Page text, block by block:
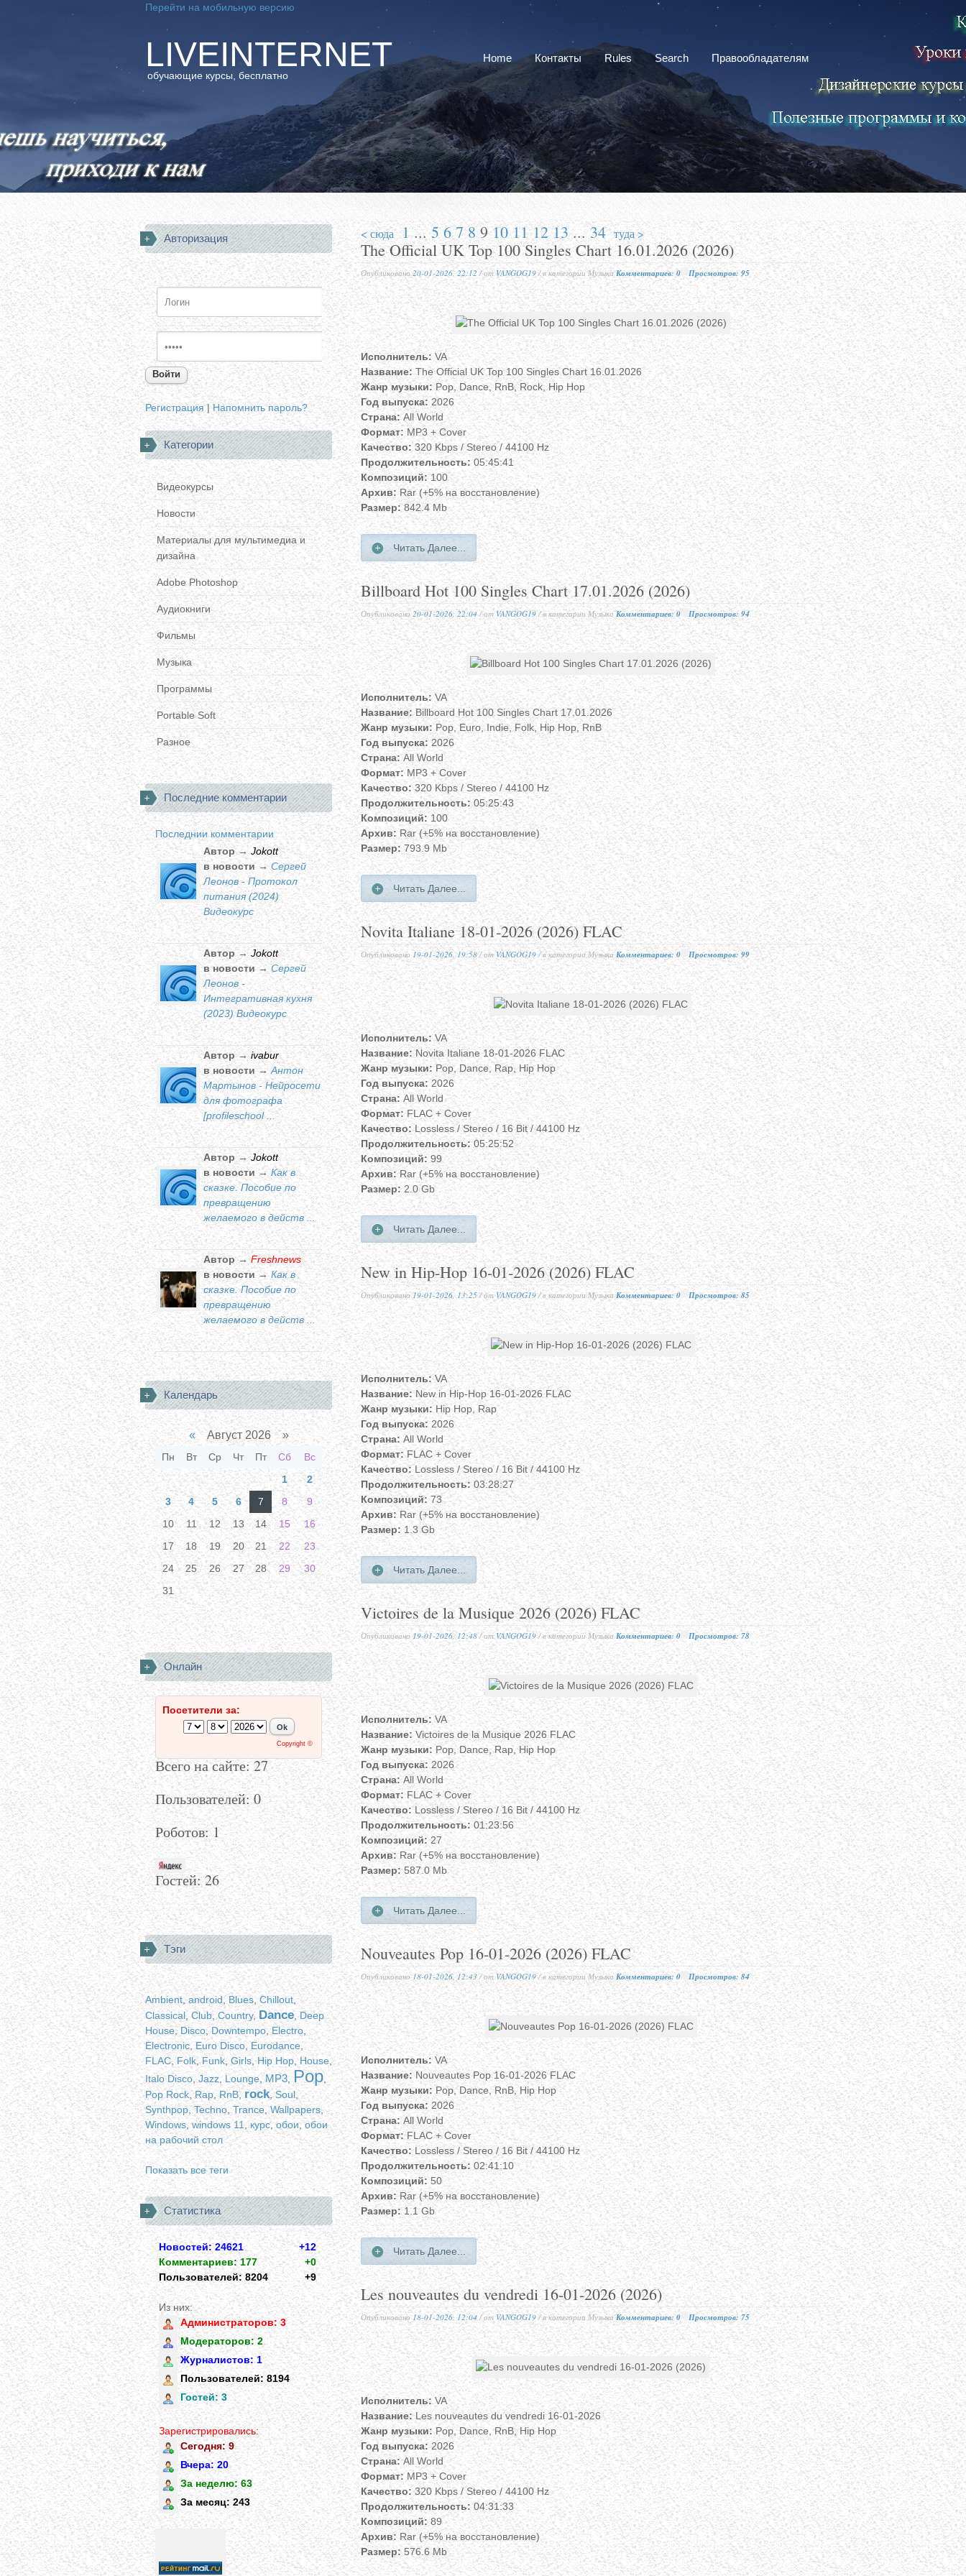
LIVEINTERNET
обучающие курсы, бесплатно
Home Контакты Rules Search Правообладателям
Перейти на мобильную версию
Авторизация
Войти
Регистрация| Напомнить пароль?
Категории
Видеокурсы
Новости
Материалы для мультимедиа и
дизайна
Adobe Photoshop
Аудиокниги
Фильмы
Музыка
Программы
Portable Soft
Разное
Последние комментарии
Последнии комментарии
Автор → Jokott
в новости → Сергей
Леонов - Протокол
питания (2024)
Видеокурс
Автор → Jokott
в новости → Сергей
Леонов -
Интегративная кухня
(2023) Видеокурс
Автор → ivabur
в новости → Антон
Мартынов - Нейросети
для фотографа
[profileschool ...
Автор → Jokott
в новости → Как в
сказке. Пособие по
превращению
желаемого в действ ...
Автор → Freshnews
в новости → Как в
сказке. Пособие по
превращению
желаемого в действ ...
Календарь
«Август 2026 »
Пн Вт Ср Чт Пт Сб
Вс
1
2
3
4 5 6 7 8
9
10
11 12 13 14 15
16
17
18 19 20 21 22
23
24
25 26 27 28 29
30
31
Онлайн
Посетители за:
Copyright ©
Всего на сайте: 27
Пользователей: 0
Роботов: 1
Гостей:26
Тэги
Ambient,android , Blues ,Chillout,
Classical,Club,Country, Dance,Deep
House,Disco,Downtempo,Electro,
Electronic ,Euro Disco, Eurodance,
FLAC ,Folk,Funk, Girls ,Hip Hop , House,
Italo Disco, Jazz , Lounge,MP3,Pop,
Pop Rock,Rap,RnB, rock,Soul,
Synthpop,Techno,Trance ,Wallpapers,
Windows ,windows 11,курс,обои,обои
на рабочий стол
Показать все теги
Статистика
+12
Новостей: 24621
+0
Комментариев: 177
+9
Пользователей: 8204
Из них:
Администраторов: 3
Модераторов: 2
Журналистов: 1
Пользователей: 8194
Гостей: 3
Зарегистрировались:
Сегодня: 9
Вчера: 20
За неделю: 63
За месяц: 243
< сюда 1 ... 5 6 7 8 9 10 11 12 13 ... 34 туда >
The Official UK Top 100 Singles Chart 16.01.2026 (2026)
Опубликовано 20-01-2026, 22:12/ отVANGOG19/ в категории МузыкаКомментариев: 0 Просмотров: 95
Исполнитель: VA
Название:The Official UK Top 100 Singles Chart 16.01.2026
Жанр музыки:Pop, Dance, RnB, Rock, Hip Hop
Год выпуска:2026
Страна: All World
Формат: MP3 + Cover
Качество:320 Kbps / Stereo / 44100 Hz
Продолжительность:05:45:41
Композиций:100
Архив: Rar (+5% на восстановление)
Размер:842.4 Mb
Читать Далее...
Billboard Hot 100 Singles Chart 17.01.2026 (2026)
Опубликовано20-01-2026, 22:04/ от VANGOG19/ в категории МузыкаКомментариев: 0 Просмотров: 94
Исполнитель: VA
Название:Billboard Hot 100 Singles Chart 17.01.2026
Жанр музыки:Pop, Euro, Indie, Folk, Hip Hop, RnB
Год выпуска: 2026
Страна:All World
Формат:MP3 + Cover
Качество: 320 Kbps / Stereo / 44100 Hz
Продолжительность:05:25:43
Композиций:100
Архив: Rar (+5% на восстановление)
Размер: 793.9 Mb
Читать Далее...
Novita Italiane 18-01-2026 (2026) FLAC
Опубликовано 19-01-2026, 19:58/ отVANGOG19/ в категории Музыка Комментариев: 0 Просмотров: 99
Исполнитель:VA
Название:Novita Italiane 18-01-2026 FLAC
Жанр музыки: Pop, Dance, Rap, Hip Hop
Год выпуска: 2026
Страна:All World
Формат:FLAC + Cover
Качество:Lossless / Stereo / 16 Bit / 44100 Hz
Продолжительность: 05:25:52
Композиций:99
Архив:Rar (+5% на восстановление)
Размер:2.0 Gb
Читать Далее...
New in Hip-Hop 16-01-2026 (2026) FLAC
Опубликовано19-01-2026, 13:25/ отVANGOG19/ в категории МузыкаКомментариев: 0 Просмотров: 85
Исполнитель:VA
Название:New in Hip-Hop 16-01-2026 FLAC
Жанр музыки:Hip Hop, Rap
Год выпуска: 2026
Страна:All World
Формат:FLAC + Cover
Качество:Lossless / Stereo / 16 Bit / 44100 Hz
Продолжительность: 03:28:27
Композиций: 73
Архив: Rar (+5% на восстановление)
Размер:1.3 Gb
Читать Далее...
Victoires de la Musique 2026 (2026) FLAC
Опубликовано 19-01-2026, 12:48/ отVANGOG19/ в категории Музыка Комментариев: 0 Просмотров: 78
Исполнитель:VA
Название:Victoires de la Musique 2026 FLAC
Жанр музыки: Pop, Dance, Rap, Hip Hop
Год выпуска:2026
Страна:All World
Формат:FLAC + Cover
Качество:Lossless / Stereo / 16 Bit / 44100 Hz
Продолжительность:01:23:56
Композиций:27
Архив: Rar (+5% на восстановление)
Размер:587.0 Mb
Читать Далее...
Nouveautes Pop 16-01-2026 (2026) FLAC
Опубликовано 18-01-2026, 12:43 / отVANGOG19/ в категории МузыкаКомментариев: 0 Просмотров: 84
Исполнитель:VA
Название: Nouveautes Pop 16-01-2026 FLAC
Жанр музыки: Pop, Dance, RnB, Hip Hop
Год выпуска: 2026
Страна:All World
Формат:FLAC + Cover
Качество:Lossless / Stereo / 16 Bit / 44100 Hz
Продолжительность: 02:41:10
Композиций:50
Архив:Rar (+5% на восстановление)
Размер:1.1 Gb
Читать Далее...
Les nouveautes du vendredi 16-01-2026 (2026)
Опубликовано 18-01-2026, 12:04/ от VANGOG19/ в категории МузыкаКомментариев: 0 Просмотров: 75
Исполнитель: VA
Название:Les nouveautes du vendredi 16-01-2026
Жанр музыки:Pop, Dance, RnB, Hip Hop
Год выпуска:2026
Страна:All World
Формат: MP3 + Cover
Качество:320 Kbps / Stereo / 44100 Hz
Продолжительность: 04:31:33
Композиций:89
Архив: Rar (+5% на восстановление)
Размер: 576.6 Mb